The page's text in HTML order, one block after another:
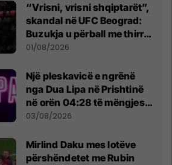
“Vrisni, vrisni shqiptarët”,
skandal në UFC Beograd:
Buzukja u përball me thirrje
anti-shqiptare nga
01/08/2026
Një pleskavicë e ngrënë
nga Dua Lipa në Prishtinë
në orën 04:28 të mëngjesit
- dhe bota digjitale serbe
03/08/2026
Mirlind Daku mes lotëve
përshëndetet me Rubin